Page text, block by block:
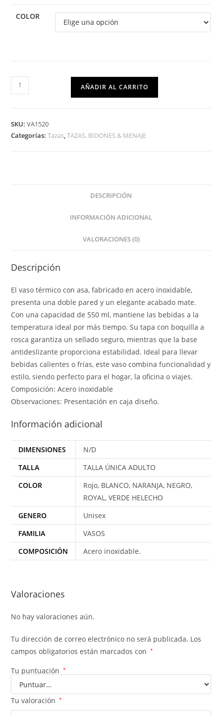
COLOR
AÑADIR AL CARRITO
SKU:VA1520
Categorías:Tazas,TAZAS, BIDONES & MENAJE
DESCRIPCIÓN
INFORMACIÓN ADICIONAL
VALORACIONES (0)
Descripción
El vaso térmico con asa, fabricado en acero inoxidable,
presenta una doble pared y un elegante acabado mate.
Con una capacidad de 550 ml, mantiene las bebidas a la
temperatura ideal por más tiempo. Su tapa con boquilla a
rosca garantiza un sellado seguro, mientras que la base
antideslizante proporciona estabilidad. Ideal para llevar
bebidas calientes o frías, este vaso combina funcionalidad y
estilo, siendo perfecto para el hogar, la oficina o viajes.
Composición: Acero inoxidable
Observaciones: Presentación en caja diseño.
Información adicional
DIMENSIONES
N/D
TALLA
TALLA ÚNICA ADULTO
COLOR
Rojo, BLANCO, NARANJA, NEGRO,
ROYAL, VERDE HELECHO
GENERO
Unisex
FAMILIA
VASOS
COMPOSICIÓN
Acero inoxidable.
Valoraciones
No hay valoraciones aún.
Tu dirección de correo electrónico no será publicada. Los
campos obligatorios están marcados con
*
Tu puntuación *
Tu valoración *